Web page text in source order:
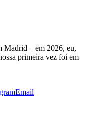
Madrid – em 2026, eu,
primeira vez foi em
Email